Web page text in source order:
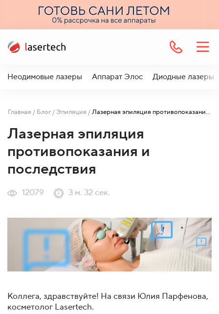
Неодимовые лазеры Аппарат Элос Диодные лазеры
Главная / Блог /Эпиляция / Лазерная эпиляция противопоказания и последствия
Лазерная эпиляция
противопоказания и
последствия
12079 3 м. 32 сек.
Коллега, здравствуйте! На связи Юлия Парфенова,
косметолог Lasertech.